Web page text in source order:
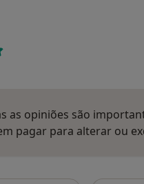
as opiniões são
pagar para alterar ou